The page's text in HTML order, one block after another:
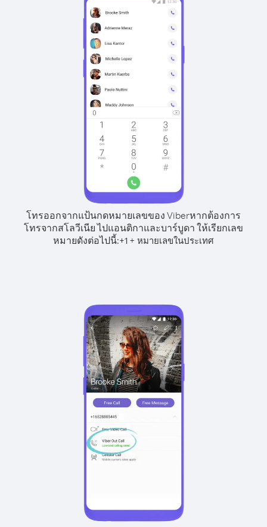
โทรออกจากแป้นกดหมายเลขของ Viberหากต้องการ
โทรจากสโลวีเนีย ไปแอนติกาและบาร์บูดา ให้เรียกเลข
หมายดังต่อไปนี้:+1 + หมายเลขในประเทศ